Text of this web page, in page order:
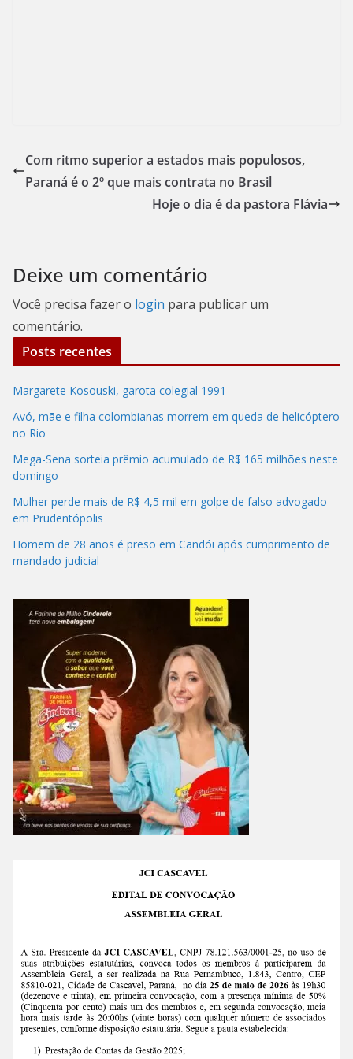
Com ritmo superior a estados mais populosos,
Paraná é o 2º que mais contrata no Brasil
Hoje o dia é da pastora Flávia
Deixe um comentário
Você precisa fazer o login para publicar um
comentário.
Posts recentes
Margarete Kosouski, garota colegial 1991
Avó, mãe e filha colombianas morrem em queda de helicóptero
no Rio
Mega-Sena sorteia prêmio acumulado de R$ 165 milhões neste
domingo
Mulher perde mais de R$ 4,5 mil em golpe de falso advogado
em Prudentópolis
Homem de 28 anos é preso em Candói após cumprimento de
mandado judicial